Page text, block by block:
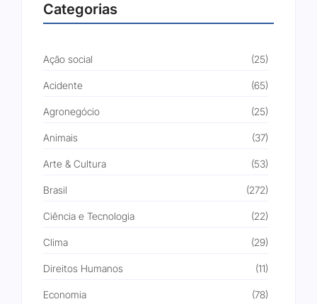
Categorias
Ação social (25)
Acidente (65)
Agronegócio (25)
Animais (37)
Arte & Cultura (53)
Brasil (272)
Ciência e Tecnologia (22)
Clima (29)
Direitos Humanos (11)
Economia (78)